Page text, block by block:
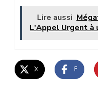
Lire aussi
L'Appel Urgent à